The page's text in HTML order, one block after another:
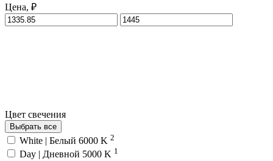
Цена, ₽
Цвет свечения
Выбрать все
White | Белый 6000 K 2
Day | Дневной 5000 K 1